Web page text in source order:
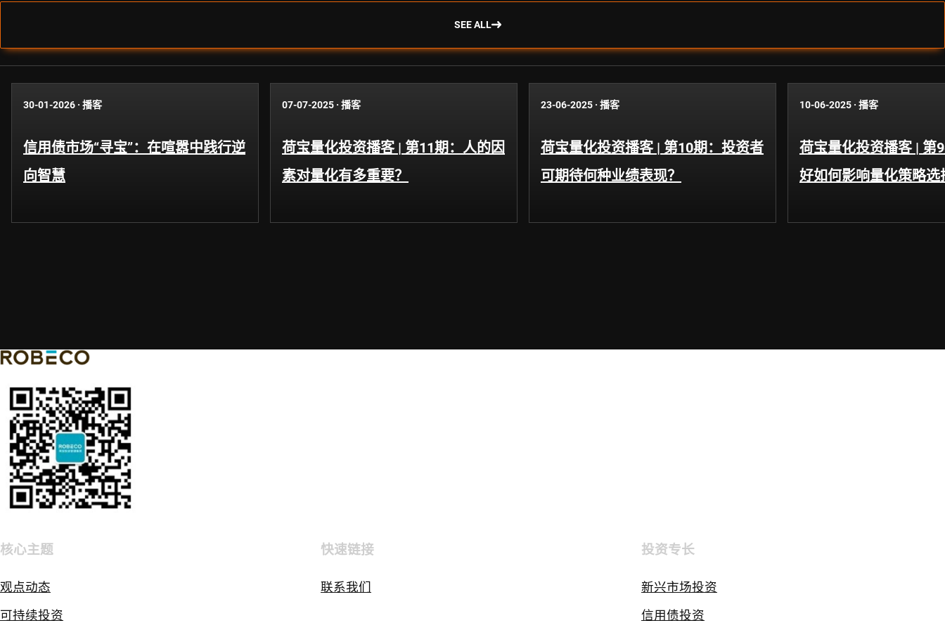
SEE ALL
30-01-2026 · 播客
信用债市场“寻宝”：在喧嚣中践行逆
向智慧
07-07-2025 · 播客
荷宝量化投资播客 | 第11期：人的因
素对量化有多重要？
23-06-2025 · 播客
荷宝量化投资播客 | 第10期：投资者
可期待何种业绩表现？
10-06-2025 · 播客
荷宝量化投资播客 | 第
好如何影响量化策略选
核心主题
观点动态
可持续投资
快速链接
联系我们
投资专长
新兴市场投资
信用债投资